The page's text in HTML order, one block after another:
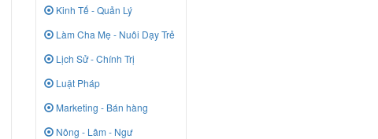
Kinh Tế - Quản Lý
Làm Cha Mẹ - Nuôi Dạy Trẻ
Lịch Sử - Chính Trị
Luật Pháp
Marketing - Bán hàng
Nông - Lâm - Ngư